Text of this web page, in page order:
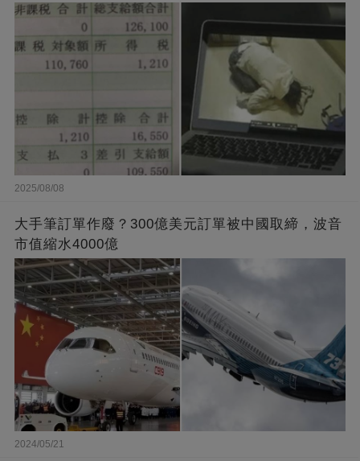
2025/08/08
大手筆訂單作廢？300億美元訂單被中國取締，波音
市值縮水4000億
2024/05/21